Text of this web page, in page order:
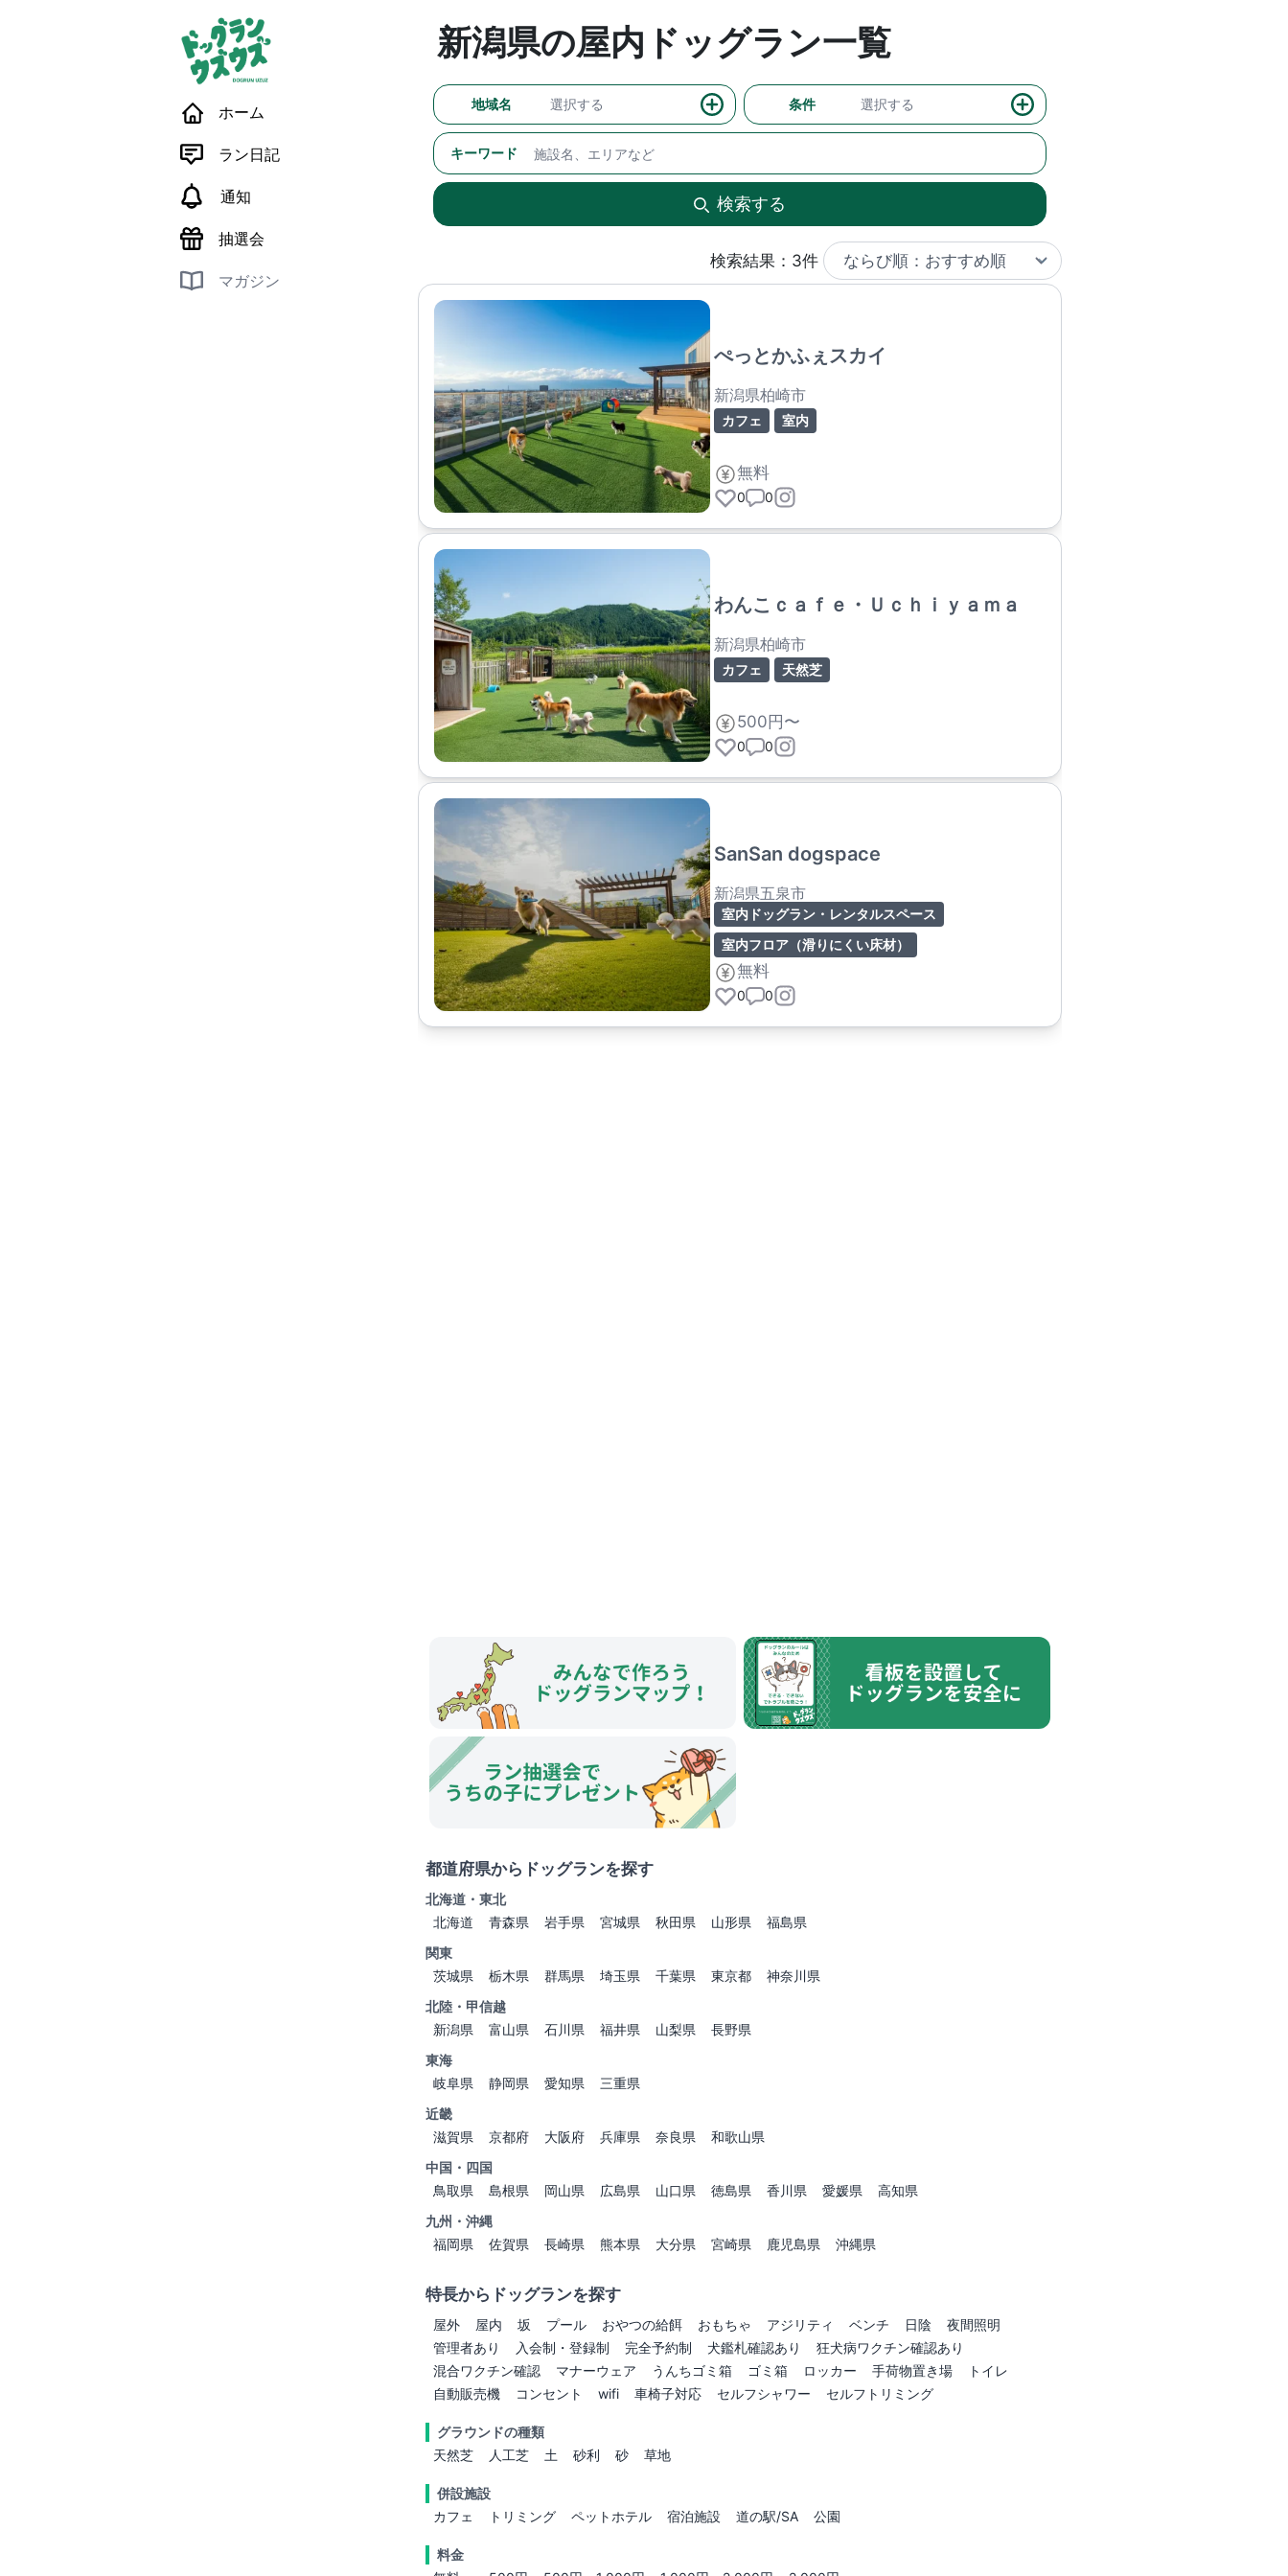
ホーム
ラン日記
通知
抽選会
マガジン
新潟県の屋内ドッグラン一覧
地域名 選択する 条件 選択する
キーワード
検索する
検索結果：3件
ぺっとかふぇスカイ
新潟県柏崎市
カフェ 室内
無料
0 0
わんこｃａｆｅ・Ｕｃｈｉｙａｍａ
新潟県柏崎市
カフェ 天然芝
500円〜
0 0
SanSan dogspace
新潟県五泉市
室内ドッグラン・レンタルスペース
室内フロア（滑りにくい床材）
無料
0 0
都道府県からドッグランを探す
北海道・東北
北海道
青森県 岩手県 宮城県 秋田県 山形県
福島県
関東
茨城県
栃木県 群馬県 埼玉県 千葉県 東京都
神奈川県
北陸・甲信越
新潟県
富山県 石川県 福井県 山梨県
長野県
東海
岐阜県
静岡県 愛知県
三重県
近畿
滋賀県
京都府 大阪府 兵庫県 奈良県
和歌山県
中国・四国
鳥取県
島根県 岡山県 広島県 山口県 徳島県 香川県 愛媛県
高知県
九州・沖縄
福岡県
佐賀県 長崎県 熊本県 大分県 宮崎県 鹿児島県 沖縄県
特長からドッグランを探す
屋外 屋内 坂 プール おやつの給餌 おもちゃ アジリティ ベンチ 日陰
夜間照明
管理者あり
入会制・登録制 完全予約制 犬鑑札確認あり
狂犬病ワクチン確認あり
混合ワクチン確認
マナーウェア うんちゴミ箱 ゴミ箱 ロッカー 手荷物置き場
トイレ
自動販売機
コンセント wifi 車椅子対応 セルフシャワー セルフトリミング
グラウンドの種類
天然芝
人工芝 土 砂利 砂 草地
併設施設
カフェ
トリミング ペットホテル 宿泊施設 道の駅/SA 公園
料金